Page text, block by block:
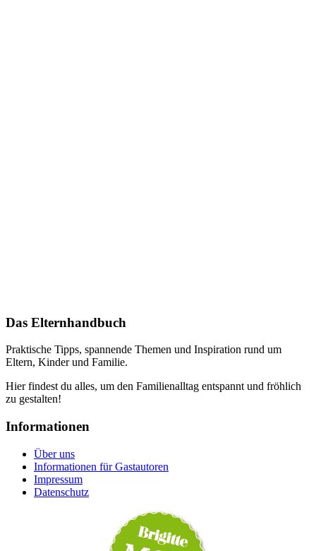
Das Elternhandbuch
Praktische Tipps, spannende Themen und Inspiration rund um
Eltern, Kinder und Familie.
Hier findest du alles, um den Familienalltag entspannt und fröhlich
zu gestalten!
Informationen
Über uns
Informationen für Gastautoren
Impressum
Datenschutz